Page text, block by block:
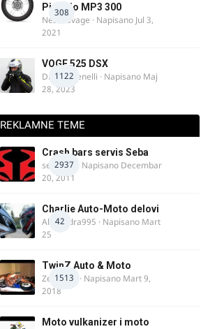
308
Piaggio MP3 300
Nesasavage · Napisano Jul 3,
2021
1122
VOGE 525 DSX
DraganBenelli · Napisano Maj
28, 2023
REKLAMNE TEME
2937
Crash bars servis Seba
seba011 · Napisano Decembar
20, 2011
42
Charlie Auto-Moto delovi
Alexandra995 · Napisano Mart
25
1513
TwinZ Auto & Moto
Zeljkamp · Napisano Mart 9,
2018
Moto vulkanizer i moto